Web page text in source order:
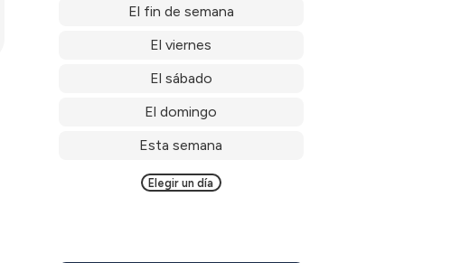
El fin de semana
El viernes
El sábado
El domingo
Esta semana
Elegir un día